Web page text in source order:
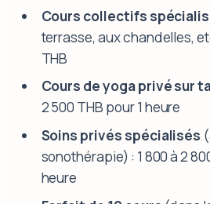
Cours collectifs
terrasse, aux chandelles,
THB
Cours de yoga privé sur
2 500 THB pour 1 heure
Soins privés spécialisés
sonothérapie) : 1 800 à 2
heure